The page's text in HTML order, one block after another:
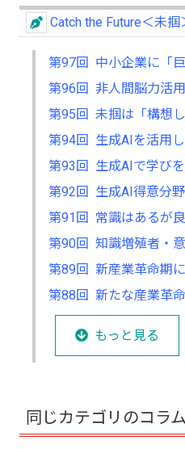
Catch the Future＜未掴
第97回 中小企業に「
第96回 非人間脳力活
第95回 未掴は「構想
第94回 生成AIを活用
第93回 生成AIで学び
第92回 生成AI得意分
第91回 常識はあるが
第90回 知識増殖者・
第89回 新産業革命期
第88回 新たな産業革
もっと見る
同じカテゴリのコラム